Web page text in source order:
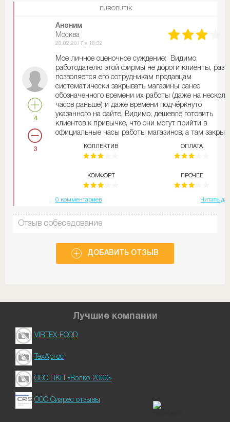
EUROBUTIK
4
3
Аноним
Москва
28.02.2017 в 18:32
Мое личное оценочное суждение: Видимо,
работодателю этой фирмы не дороги клиенты, раз
позволяется его сотрудникам продавцам
систематически закрывать магазины ранее
обозначенного времени их работы (даже на
часов раньше) и даже времени подчёркнуто
указанного на сайте. Видимо, дешевле готовить
клиентов к привычке, что они могут прийти в
официальные часы работы магазинов, а там
КОЛЛЕКТИВ
КОМФОРТ
ОПЛАТА
ПРОЧЕЕ
0 комментариев Читать
Отзыв собеседование
ДОБАВИТЬ ОТЗЫВ
Лучшие компании
VIRTEX-FOOD
ТехАргос
ООО ПКП «Вэлко-2000»
ООО Сиарес отзывы